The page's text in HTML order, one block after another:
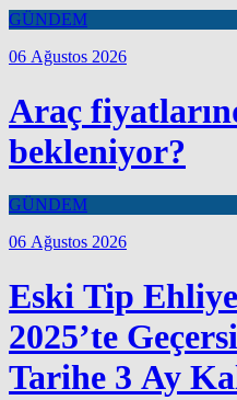
GÜNDEM
06 Ağustos 2026
Araç
bekleniyor?
GÜNDEM
06 Ağustos 2026
Eski Tip
2025’te
Tarihe 3 Ay